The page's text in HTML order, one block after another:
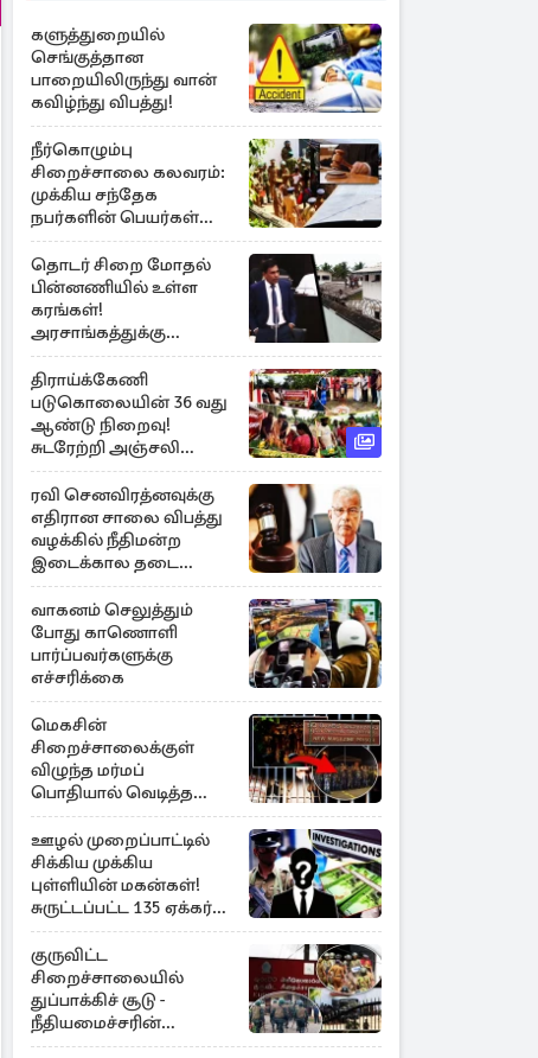
களுத்துறையில்
செங்குத்தான
பாறையிலிருந்து வான்
கவிழ்ந்து விபத்து!
நீர்கொழும்பு
சிறைச்சாலை கலவரம்:
முக்கிய சந்தேக
நபர்களின் பெயர்கள்
நீதிமன்றில் சமர்ப்பிப்பு!
தொடர் சிறை மோதல்
பின்னணியில் உள்ள
கரங்கள்!
அரசாங்கத்துக்கு
கிடைத்த புலனாய்வு
தகவல்
திராய்க்கேணி
படுகொலையின் 36 வது
ஆண்டு நிறைவு!
சுடரேற்றி அஞ்சலி
செலுத்திய மக்கள்
ரவி செனவிரத்னவுக்கு
எதிரான சாலை விபத்து
வழக்கில் நீதிமன்ற
இடைக்கால தடை
உத்தரவு!
வாகனம் செலுத்தும்
போது காணொளி
பார்ப்பவர்களுக்கு
எச்சரிக்கை
மெகசின்
சிறைச்சாலைக்குள்
விழுந்த மர்மப்
பொதியால் வெடித்த
மோதல் - ஒருவர் பலி :
பலர் காயம்
ஊழல் முறைப்பாட்டில்
சிக்கிய முக்கிய
புள்ளியின் மகன்கள்!
சுருட்டப்பட்ட 135 ஏக்கர்
தேயிலைத் தோட்டம்
குருவிட்ட
சிறைச்சாலையில்
துப்பாக்கிச் சூடு -
நீதியமைச்சரின்
அறிவிப்பு